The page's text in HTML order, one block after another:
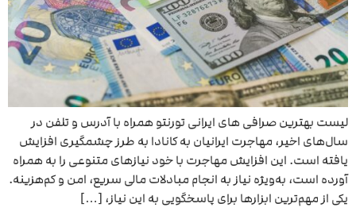
لیست بهترین صرافی‌ های ایرانی تورنتو همراه با آدرس و تلفن در
سال‌های اخیر، مهاجرت ایرانیان به کانادا به طرز چشمگیری افزایش
یافته است. این افزایش مهاجرت با خود نیازهای متنوعی را به همراه
آورده است، به‌ویژه نیاز به انجام مبادلات مالی سریع، امن و کم‌هزینه.
یکی از مهم‌ترین ابزارها برای پاسخگویی به این نیاز، […]